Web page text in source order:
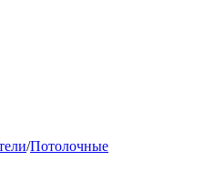
/Потолочные